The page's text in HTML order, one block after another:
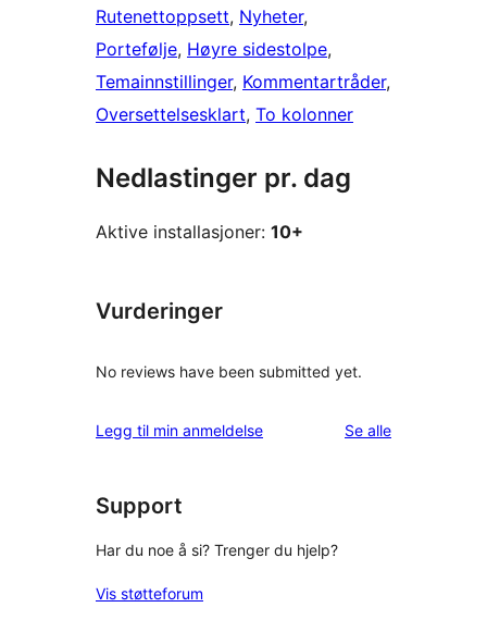
Rutenettoppsett, Nyheter
Portefølje, Høyre sidestolpe
Temainnstillinger, Kommentartråder
Oversettelsesklart, To kolonner
Nedlastinger pr. dag
Aktive installasjoner: 10+
Vurderinger
No reviews have been submitted yet.
Legg til min anmeldelse Se alleomtalene
Support
Har du noe å si? Trenger du hjelp?
Vis støtteforum